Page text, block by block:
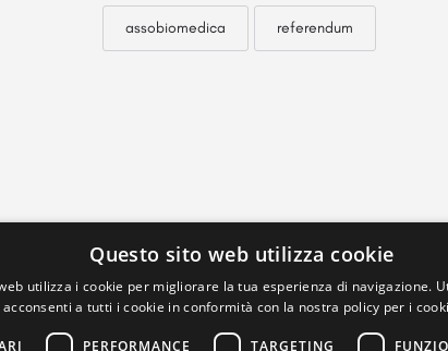
assobiomedica referendum
Questo sito web utilizza cookie
utilizza i cookie per migliorare la tua esperienza di navigazione.
a tutti i cookie in conformità con la nostra policy per i
PERFORMANCE TARGETING